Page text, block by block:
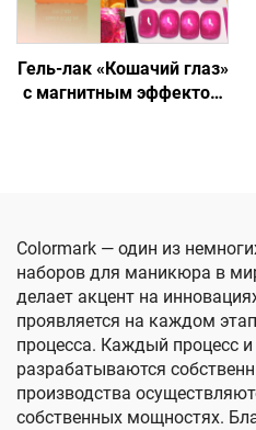
Гель-лак «Кошачий глаз»
с магнитным эффектом
Colormark — один из
наборов для маникюра в
делает акцент на
проявляется на каждом
процесса. Каждый процесс
разрабатываются
производства
собственных мощностях.